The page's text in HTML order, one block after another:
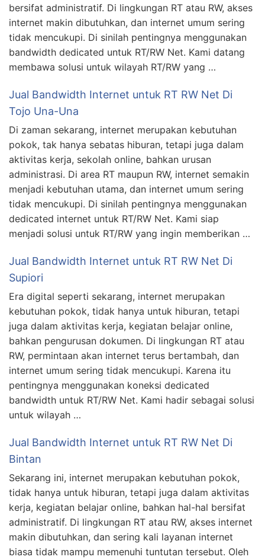
bersifat administratif. Di lingkungan RT atau RW, akses
internet makin dibutuhkan, dan internet umum sering
tidak mencukupi. Di sinilah pentingnya menggunakan
bandwidth dedicated untuk RT/RW Net. Kami datang
membawa solusi untuk wilayah RT/RW yang …
Jual Bandwidth Internet untuk RT RW Net Di
Tojo Una-Una
Di zaman sekarang, internet merupakan kebutuhan
pokok, tak hanya sebatas hiburan, tetapi juga dalam
aktivitas kerja, sekolah online, bahkan urusan
administrasi. Di area RT maupun RW, internet semakin
menjadi kebutuhan utama, dan internet umum sering
tidak mencukupi. Di sinilah pentingnya menggunakan
dedicated internet untuk RT/RW Net. Kami siap
menjadi solusi untuk RT/RW yang ingin memberikan …
Jual Bandwidth Internet untuk RT RW Net Di
Supiori
Era digital seperti sekarang, internet merupakan
kebutuhan pokok, tidak hanya untuk hiburan, tetapi
juga dalam aktivitas kerja, kegiatan belajar online,
bahkan pengurusan dokumen. Di lingkungan RT atau
RW, permintaan akan internet terus bertambah, dan
internet umum sering tidak mencukupi. Karena itu
pentingnya menggunakan koneksi dedicated
bandwidth untuk RT/RW Net. Kami hadir sebagai solusi
untuk wilayah …
Jual Bandwidth Internet untuk RT RW Net Di
Bintan
Sekarang ini, internet merupakan kebutuhan pokok,
tidak hanya untuk hiburan, tetapi juga dalam aktivitas
kerja, kegiatan belajar online, bahkan hal-hal bersifat
administratif. Di lingkungan RT atau RW, akses internet
makin dibutuhkan, dan sering kali layanan internet
biasa tidak mampu memenuhi tuntutan tersebut. Oleh